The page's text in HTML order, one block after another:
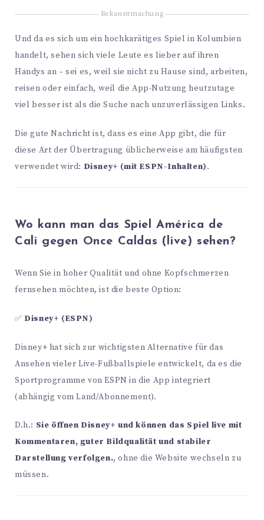
Bekanntmachung
Und da es sich um ein hochkarätiges Spiel in Kolumbien
handelt, sehen sich viele Leute es lieber auf ihren
Handys an – sei es, weil sie nicht zu Hause sind, arbeiten,
reisen oder einfach, weil die App-Nutzung heutzutage
viel besser ist als die Suche nach unzuverlässigen Links.
Die gute Nachricht ist, dass es eine App gibt, die für
diese Art der Übertragung üblicherweise am häufigsten
verwendet wird: Disney+ (mit ESPN-Inhalten).
Wo kann man das Spiel América de
Cali gegen Once Caldas (live) sehen?
Wenn Sie in hoher Qualität und ohne Kopfschmerzen
fernsehen möchten, ist die beste Option:
✅ Disney+ (ESPN)
Disney+ hat sich zur wichtigsten Alternative für das
Ansehen vieler Live-Fußballspiele entwickelt, da es die
Sportprogramme von ESPN in die App integriert
(abhängig vom Land/Abonnement).
D.h.: Sie öffnen Disney+ und können das Spiel live mit
Kommentaren, guter Bildqualität und stabiler
Darstellung verfolgen., ohne die Website wechseln zu
müssen.